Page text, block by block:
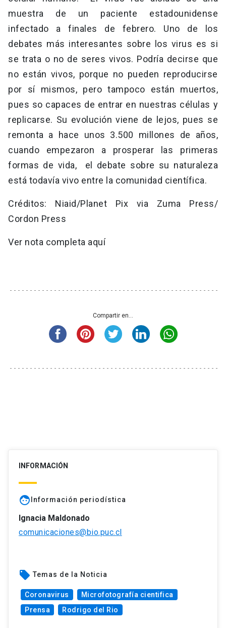
muestra de un paciente estadounidense
infectado a finales de febrero. Uno de los
debates más interesantes sobre los virus es si
se trata o no de seres vivos. Podría decirse que
no están vivos, porque no pueden reproducirse
por sí mismos, pero tampoco están muertos,
pues so capaces de entrar en nuestras células y
replicarse. Su evolución viene de lejos, pues se
remonta a hace unos 3.500 millones de años,
cuando empezaron a prosperar las primeras
formas de vida, el debate sobre su naturaleza
está todavía vivo entre la comunidad científica.
Créditos: Niaid/Planet Pix via Zuma Press/
Cordon Press
Ver nota completa aquí
Compartir en...
INFORMACIÓN
faceInformación periodística
Ignacia Maldonado
comunicaciones@bio.puc.cl
local_offer Temas de la Noticia
Coronavirus
Microfotografía cientifica
Prensa
Rodrigo del Rio